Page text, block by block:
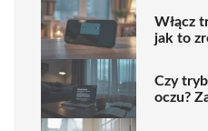
Włącz
jak to
Czy
oczu?